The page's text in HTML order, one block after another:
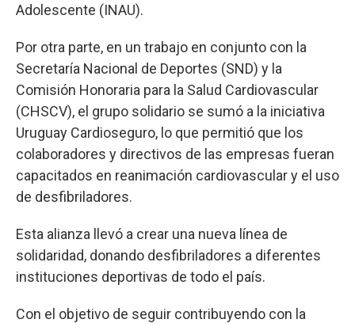
Adolescente (INAU).
Por otra parte, en un trabajo en conjunto con la
Secretaría Nacional de Deportes (SND) y la
Comisión Honoraria para la Salud Cardiovascular
(CHSCV), el grupo solidario se sumó a la iniciativa
Uruguay Cardioseguro, lo que permitió que los
colaboradores y directivos de las empresas fueran
capacitados en reanimación cardiovascular y el uso
de desfibriladores.
Esta alianza llevó a crear una nueva línea de
solidaridad, donando desfibriladores a diferentes
instituciones deportivas de todo el país.
Con el objetivo de seguir contribuyendo con la